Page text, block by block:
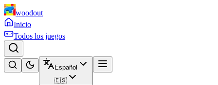
woodout
Inicio
Todos los juegos
Español
🇪🇸